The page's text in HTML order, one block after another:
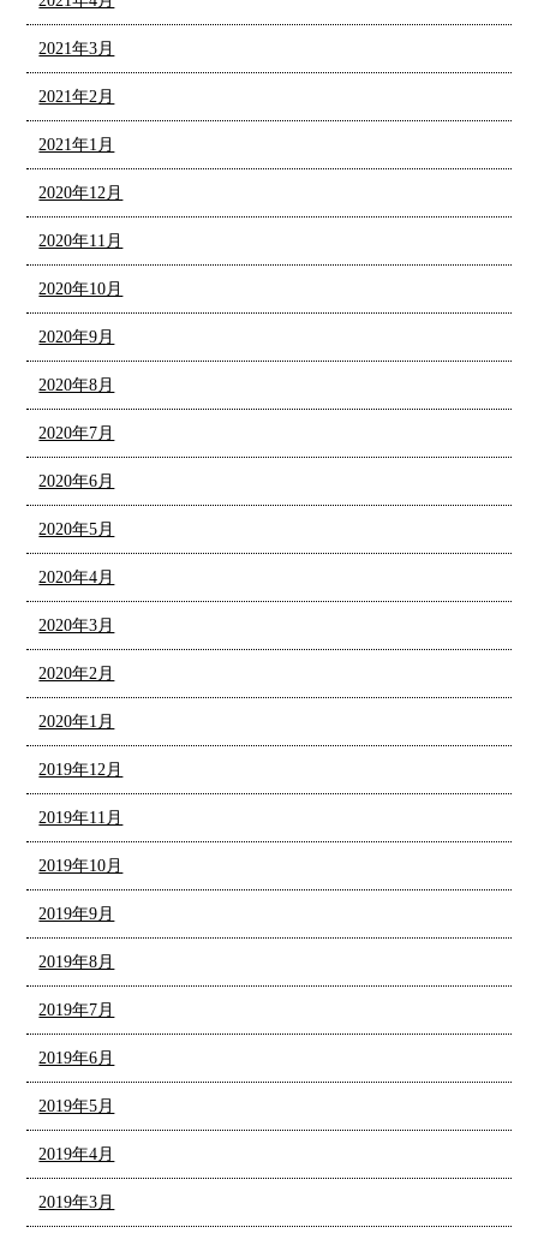
2021年3月
2021年2月
2021年1月
2020年12月
2020年11月
2020年10月
2020年9月
2020年8月
2020年7月
2020年6月
2020年5月
2020年4月
2020年3月
2020年2月
2020年1月
2019年12月
2019年11月
2019年10月
2019年9月
2019年8月
2019年7月
2019年6月
2019年5月
2019年4月
2019年3月